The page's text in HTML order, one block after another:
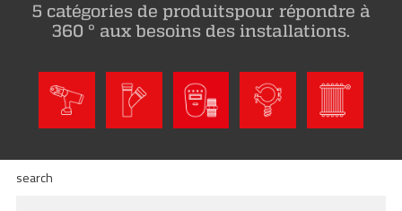
SOCIÉTÉ
ACADEMY
5 catégories de produitspour répondre à
360 ° aux besoins des installations.
search